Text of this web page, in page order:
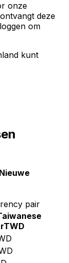
onze
deze
om
kunt
pair
TWD